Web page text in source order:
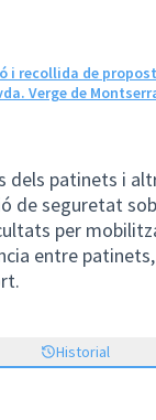
i recollida de
Verge de
dels patinets i
de seguretat
per
entre
Historial